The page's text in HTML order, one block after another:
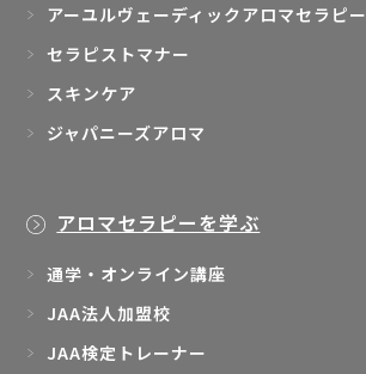
アーユルヴェーディックアロマセラピー
セラピストマナー
スキンケア
ジャパニーズアロマ
アロマセラピーを学ぶ
通学・オンライン講座
JAA法人加盟校
JAA検定トレーナー